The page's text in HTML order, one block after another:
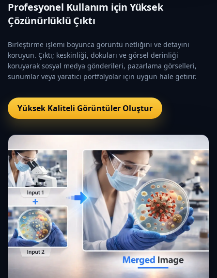
Profesyonel Kullanım için Yüksek
Çözünürlüklü Çıktı
Birleştirme işlemi boyunca görüntü netliğini ve detayını
koruyun. Çıktı; keskinliği, dokuları ve görsel derinliği
koruyarak sosyal medya gönderileri, pazarlama görselleri,
sunumlar veya yaratıcı portfolyolar için uygun hale getirir.
Yüksek Kaliteli Görüntüler Oluştur